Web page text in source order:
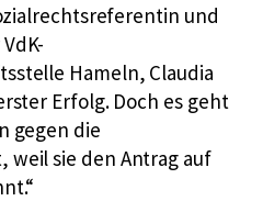
und
Hameln, Claudia
Erfolg. Doch es geht
gegen die
weil sie den Antrag auf